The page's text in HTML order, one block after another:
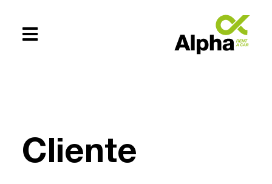
Cliente
154619083